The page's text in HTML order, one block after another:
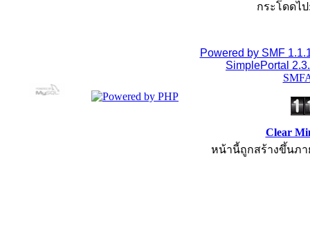
กระโดดไป
Powered by SMF
SimplePortal
Clear
หน้านี้ถูกสร้างขึ้นภา